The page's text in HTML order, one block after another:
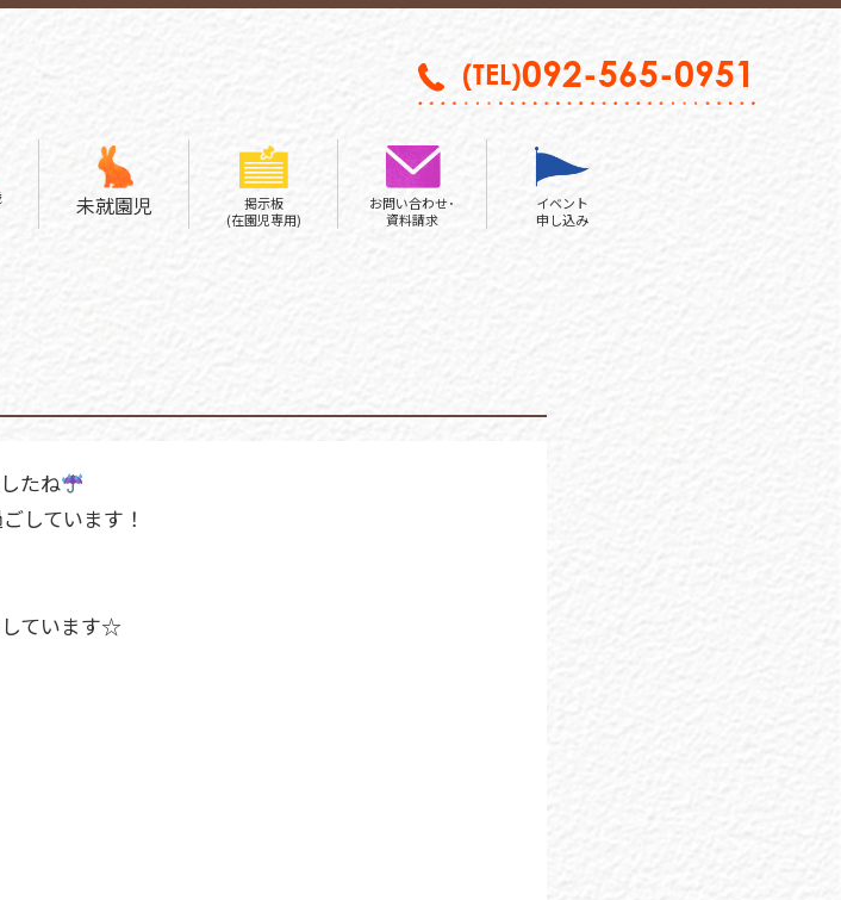
(TEL)092-565-0951
未就園児
掲示板
(在園児専用)
お問い合わせ･
資料請求
イベント
申し込み
たね
しています！
ています☆